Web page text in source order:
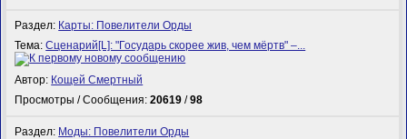
Раздел: Карты: Повелители Орды
Тема:Сценарий[L]: "Государь скорее жив, чем мёртв" –...
Автор: Кощей Смертный
Просмотры / Сообщения:20619 /98
Раздел: Моды: Повелители Орды